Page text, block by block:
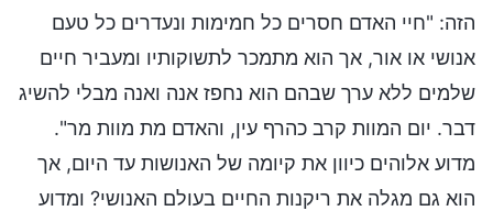
הזה: "חיי האדם חסרים כל חמימות ונעדרים כל טעם
אנושי או אור, אך הוא מתמכר לתשוקותיו ומעביר חיים
שלמים ללא ערך שבהם הוא נחפז אנה ואנה מבלי להשיג
דבר. יום המוות קרב כהרף עין, והאדם מת מוות מר".
מדוע אלוהים כיוון את קיומה של האנושות עד היום, אך
הוא גם מגלה את ריקנות החיים בעולם האנושי? ומדוע